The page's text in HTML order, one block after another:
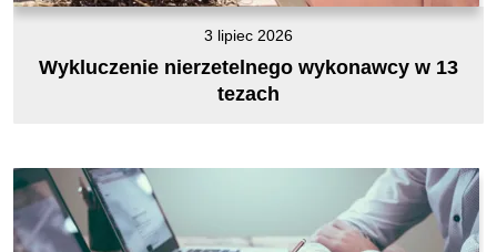
3 lipiec 2026
Wykluczenie nierzetelnego wykonawcy w 13
tezach